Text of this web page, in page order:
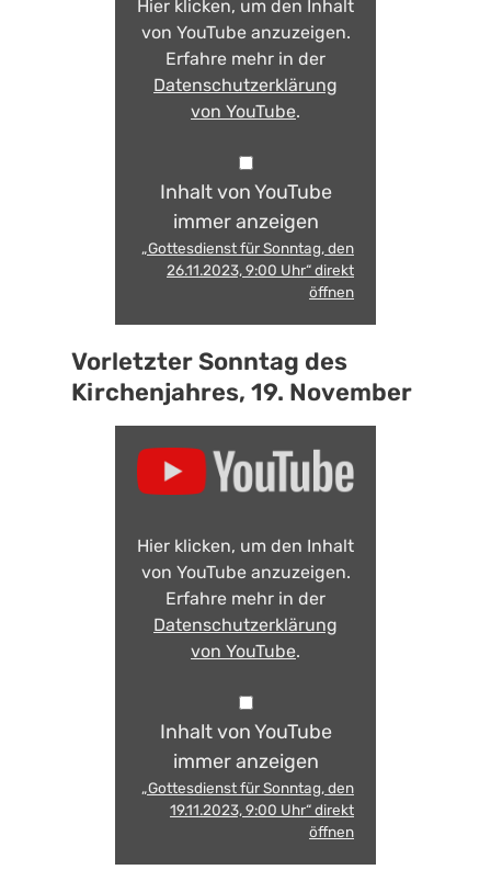
Hier klicken, um den Inhalt
von YouTube anzuzeigen.
Erfahre mehr in der
Datenschutzerklärung
von YouTube.
Inhalt von YouTube
immer anzeigen
„Gottesdienst für Sonntag, den
26.11.2023, 9:00 Uhr“ direkt
öffnen
Vorletzter Sonntag des
Kirchenjahres, 19. November
Hier klicken, um den Inhalt
von YouTube anzuzeigen.
Erfahre mehr in der
Datenschutzerklärung
von YouTube.
Inhalt von YouTube
immer anzeigen
„Gottesdienst für Sonntag, den
19.11.2023, 9:00 Uhr“ direkt
öffnen